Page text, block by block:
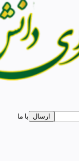
ارسال
با ما